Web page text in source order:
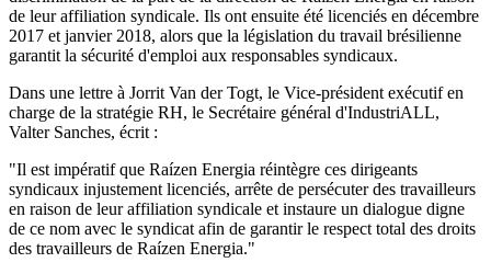
de leur affiliation syndicale. Ils ont ensuite été licenciés en décembre
2017 et janvier 2018, alors que la législation du travail brésilienne
garantit la sécurité d'emploi aux responsables syndicaux.
Dans une lettre à Jorrit Van der Togt, le Vice-président exécutif en
charge de la stratégie RH, le Secrétaire général d'IndustriALL,
Valter Sanches, écrit :
"Il est impératif que Raízen Energia réintègre ces dirigeants
syndicaux injustement licenciés, arrête de persécuter des travailleurs
en raison de leur affiliation syndicale et instaure un dialogue digne
de ce nom avec le syndicat afin de garantir le respect total des droits
des travailleurs de Raízen Energia."